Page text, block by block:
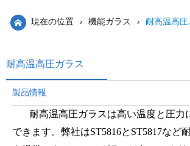
現在の位置 › 機能ガラス › 耐
耐高温高圧ガラス
製品情報
耐高温高圧ガラスは高い温度と圧力
できます。弊社はST5816とST5817など